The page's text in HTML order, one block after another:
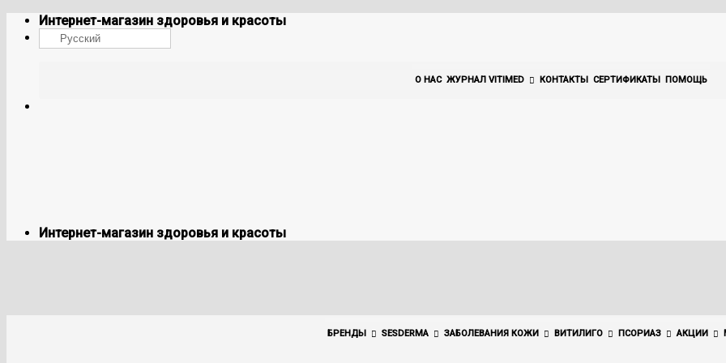
Skip
content
Интернет-магазин здоровья и красоты
Русский
О НАС ЖУРНАЛ VITIMED КОНТАКТЫ СЕРТИФИКАТЫ ПОМОЩЬ
Интернет-магазин здоровья и красоты
БРЕНДЫ SESDERMA ЗАБОЛЕВАНИЯ КОЖИ ВИТИЛИГО ПСОРИАЗ АКЦИИ